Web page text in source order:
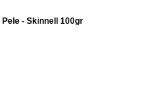
- Skinnell 100gr